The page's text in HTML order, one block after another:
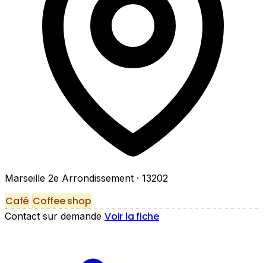
Marseille 2e Arrondissement · 13202
Café Coffee shop
Contact sur demande Voir la fiche